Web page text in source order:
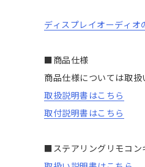
ディスプレイオーディオ
■商品仕様
商品仕様については取
取扱説明書はこちら
取付説明書はこちら
■ステアリングリモコン